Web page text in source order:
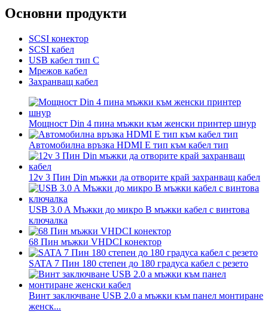
Основни продукти
SCSI конектор
SCSI кабел
USB кабел тип C
Мрежов кабел
Захранващ кабел
Мощност Din 4 пина мъжки към женски принтер шнур
Автомобилна връзка HDMI E тип към кабел тип
12v 3 Пин Din мъжки да отворите край захранващ кабел
USB 3.0 A Мъжки до микро B мъжки кабел с винтова
ключалка
68 Пин мъжки VHDCI конектор
SATA 7 Пин 180 степен до 180 градуса кабел с резето
Винт заключване USB 2.0 а мъжки към панел монтиране
женск...